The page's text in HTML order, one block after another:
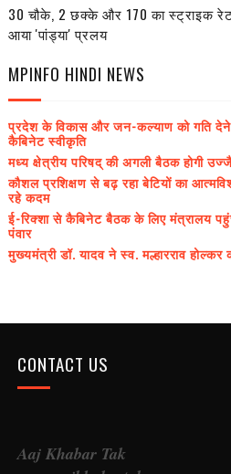
30 चौके, 2 छक्के और 170 का स्ट्राइक
आया 'पांड्या' प्रलय
MPINFO HINDI NEWS
प्रदेश के विकास और जन-कल्याण को गति
कैबिनेट स्वीकृति
मध्य क्षेत्रीय परिषद् की अगली बैठक होगी
कौशल प्रशिक्षण से बढ़ रहा बेटियों का
रहे कदम
ई-रिक्शा से कैबिनेट बैठक के लिए मंत्रालय
पंवार
मुख्यमंत्री डॉ. यादव ने स्व. मल्हारराव होल्कर
CONTACT US
Aaj Khabar Tak